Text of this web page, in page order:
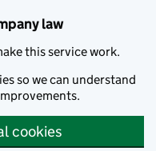
law
this service work.
so we can understand
cookies